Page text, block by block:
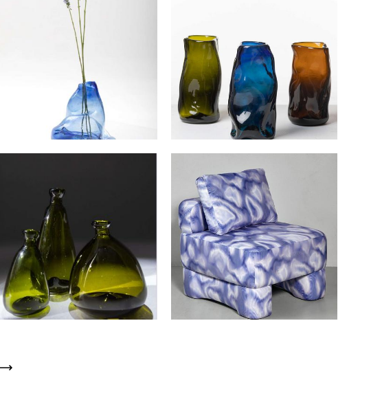
Интерьерная ваза ROOTS
от 10 500 pуб.
янтарный
от 11 000 pуб.
Интерьерная ваза SET 1,2,3
зеленый
от 5 900 pуб.
Кресло "VOLUM"
210 000 pуб.